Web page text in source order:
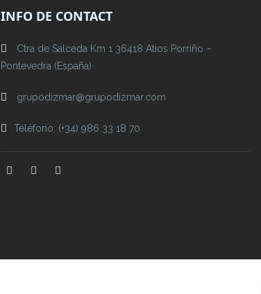
INFO DE CONTACT
Ctra de Salceda Km 1 36418 Atios Porriño –
Pontevedra (España)
grupodizmar@grupodizmar.com
Teléfono: (+34) 986 33 18 70